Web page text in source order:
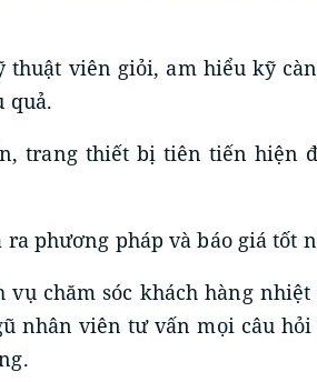
thuật viên giỏi, am hiểu kỹ
quả.
trang thiết bị tiên tiến hiện
phương pháp và báo giá tốt
vụ chăm sóc khách hàng
nhân viên tư vấn mọi câu